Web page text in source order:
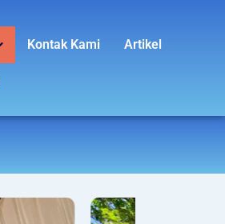
Kontak Kami Artikel